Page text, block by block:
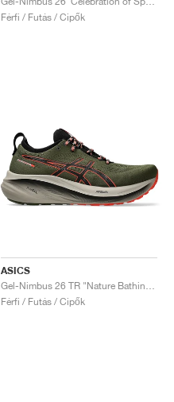
Férfi / Futás / Cipők
ASICS
Férfi / Futás / Cipők